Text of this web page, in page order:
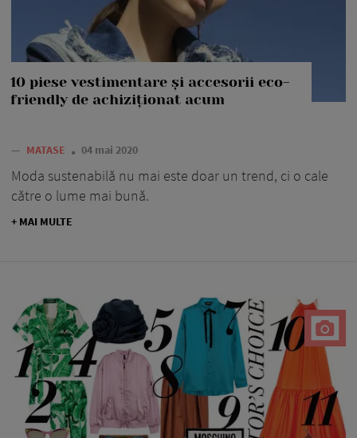
10 piese vestimentare și accesorii eco-
friendly de achiziționat acum
— MATASE 04 mai 2020
Moda sustenabilă nu mai este doar un trend, ci o cale
către o lume mai bună.
+ MAI MULTE